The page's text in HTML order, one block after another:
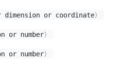
or coordinate〉
or number〉
or number〉